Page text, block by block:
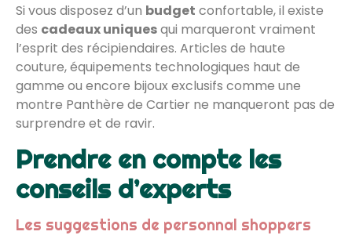
Si vous disposez d’un budget confortable, il existe
des cadeaux uniquesqui marqueront vraiment
l’esprit des récipiendaires. Articles de haute
couture, équipements technologiques haut de
gamme ou encore bijoux exclusifs comme une
montre Panthère de Cartier ne manqueront pas de
surprendre et de ravir.
Prendre en compte les
conseils d’experts
Les suggestions de personnal shoppers